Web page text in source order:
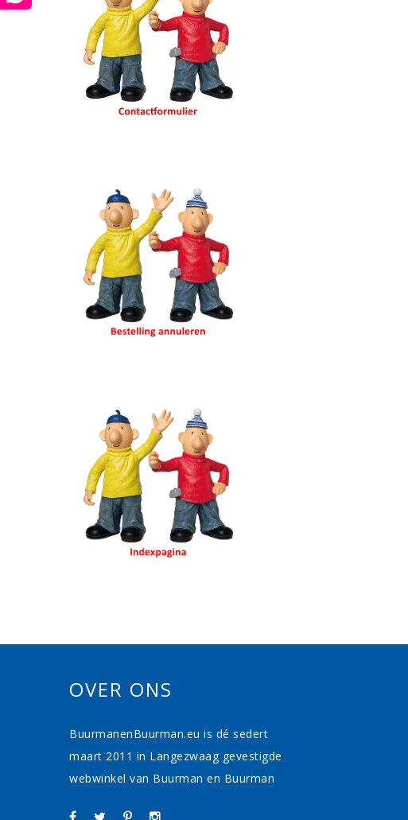
OVER ONS
BuurmanenBuurman.eu is dé sedert
maart 2011 in Langezwaag gevestigde
webwinkel van Buurman en Buurman